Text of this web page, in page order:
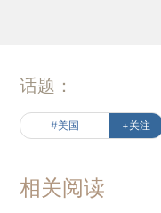
话题：
#美国 +关注
相关阅读